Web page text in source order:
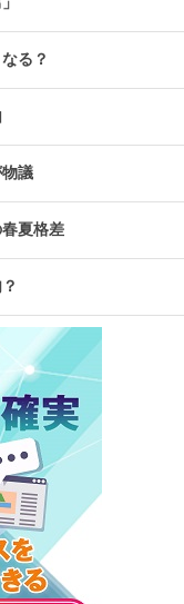
る？
議
夏格差